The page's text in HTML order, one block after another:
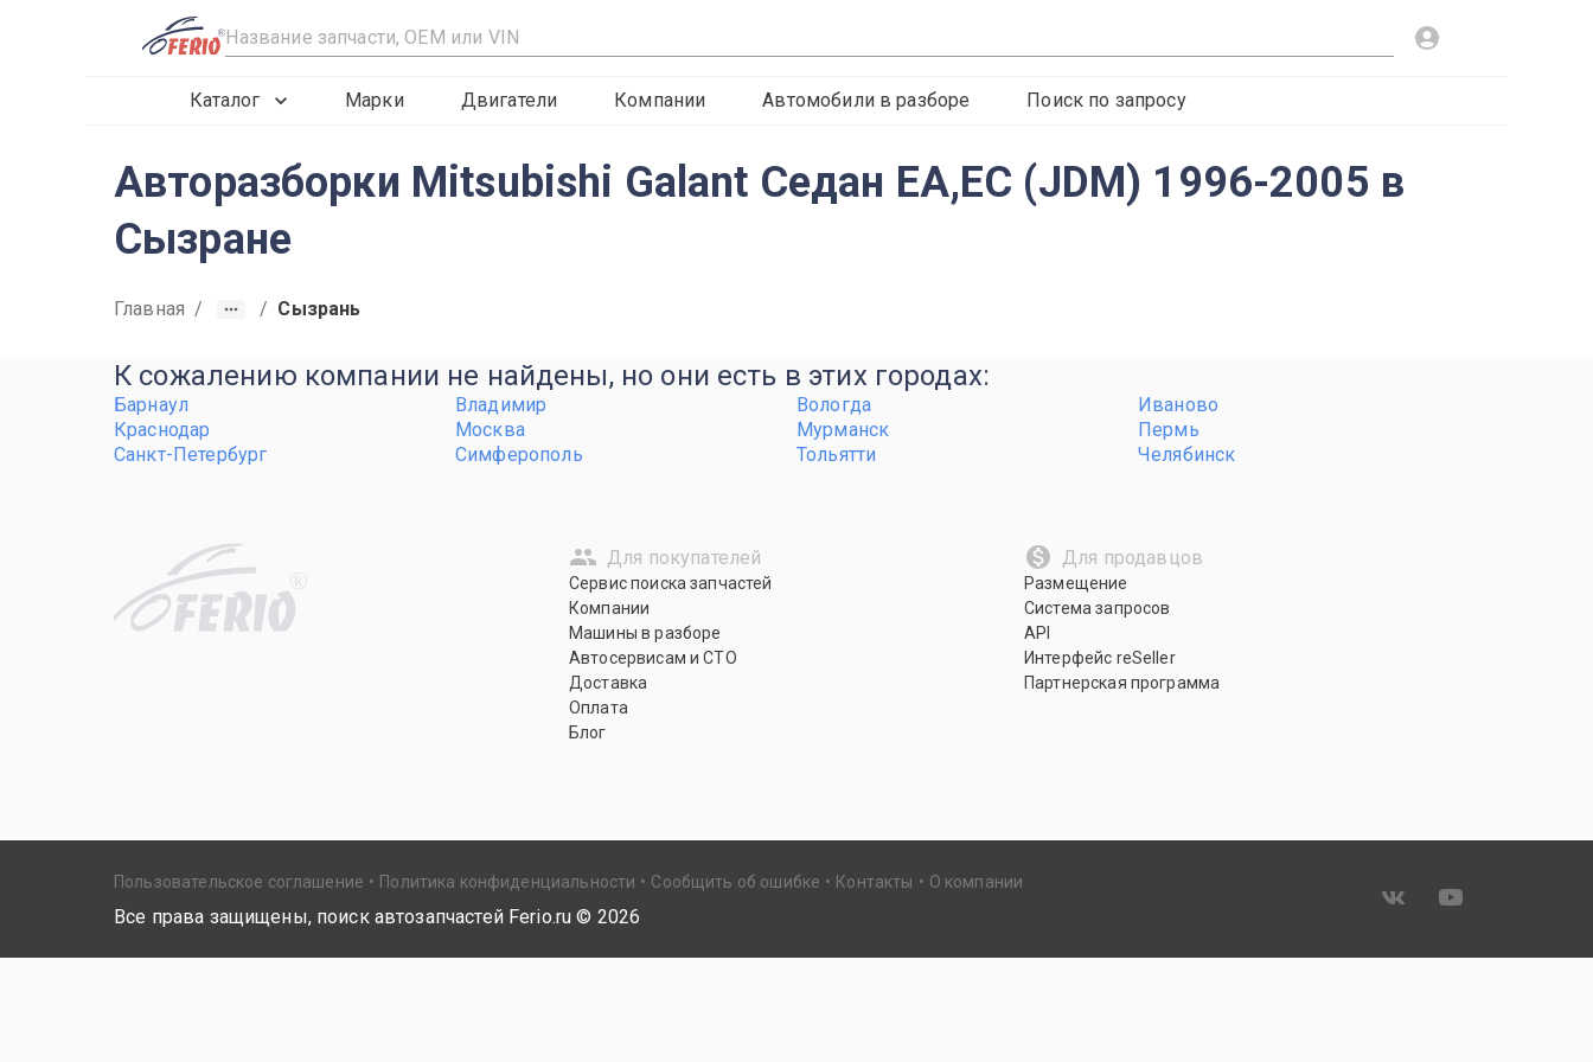
R
Каталог Марки Двигатели Компании Автомобили в разборе Поиск по запросу
Авторазборки Mitsubishi Galant Седан EA,EC (JDM) 1996-2005 в
Сызране
Главная / / Сызрань
К сожалению компании не найдены, но они есть в этих городах:
Барнаул Владимир Вологда
Иваново
Краснодар
Москва Мурманск
Пермь
Санкт-Петербург
Симферополь Тольятти Челябинск
R
Для покупателей
Сервис поиска запчастей
Компании
Машины в разборе
Автосервисам и СТО
Доставка
Оплата
Блог
Для продавцов
Размещение
Система запросов
API
Интерфейс reSeller
Партнерская программа
Пользовательское соглашение Политика конфиденциальности Сообщить об ошибке Контакты О компании
Все права защищены, поиск автозапчастей Ferio.ru © 2026